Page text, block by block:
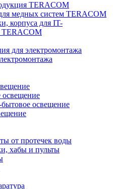
TERACOM
медных систем TERACOM
корпуса для IT-
TERACOM
для электромонтажа
освещение
освещение
от протечек воды
хабы и пульты